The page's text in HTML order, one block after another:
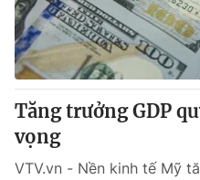
Sản phẩm
Thị trường
Tư vấn
Lịch phát sóng
Chuyên mục khác
Emagazine
Tăng trưởng GDP
vọng
VTV.vn - Nền kinh tế Mỹ